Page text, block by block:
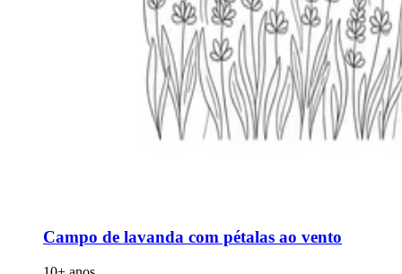
Campo de lavanda com pétalas ao vento